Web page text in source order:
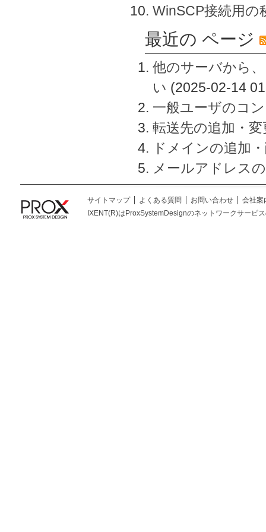
WinSCP接続用の
最近の ページ
他のサーバから
い (2025-02-14
一般ユーザのコ
転送先の追加・
ドメインの追加
メールアドレス
サイトマップ よくある質問 お問い合わせ
会社案
IXENT(R)はProxSystemDesignのネットワークサービ